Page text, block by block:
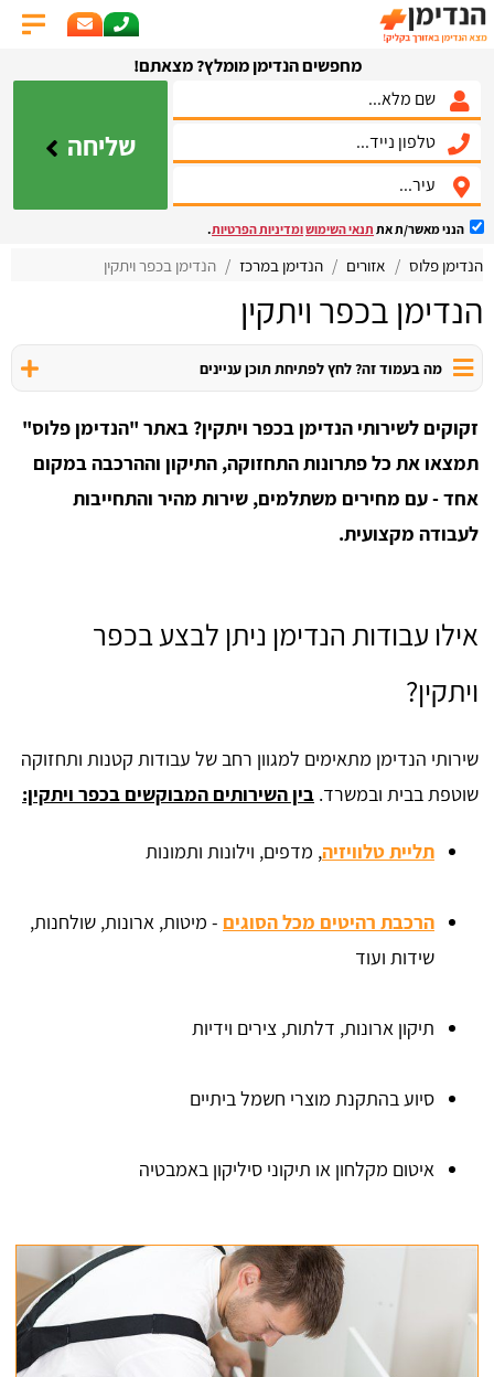
מחפשים הנדימן מומלץ? מצאתם!
שליחה
הנני מאשר/ת את תנאי השימושומדיניות הפרטיות.
הנדימן פלוס אזורים הנדימן במרכז הנדימן בכפר ויתקין
הנדימן בכפר ויתקין
מה בעמוד זה? לחץ לפתיחת תוכן עניינים
זקוקים לשירותי הנדימן בכפר ויתקין? באתר "הנדימן פלוס"
תמצאו את כל פתרונות התחזוקה, התיקון וההרכבה במקום
אחד - עם מחירים משתלמים, שירות מהיר והתחייבות
לעבודה מקצועית.
אילו עבודות הנדימן ניתן לבצע בכפר
ויתקין?
שירותי הנדימן מתאימים למגוון רחב של עבודות קטנות ותחזוקה
שוטפת בבית ובמשרד. בין השירותים המבוקשים בכפר ויתקין:
תליית טלוויזיה, מדפים, וילונות ותמונות
הרכבת רהיטים מכל הסוגים - מיטות, ארונות, שולחנות,
שידות ועוד
תיקון ארונות, דלתות, צירים וידיות
סיוע בהתקנת מוצרי חשמל ביתיים
איטום מקלחון או תיקוני סיליקון באמבטיה